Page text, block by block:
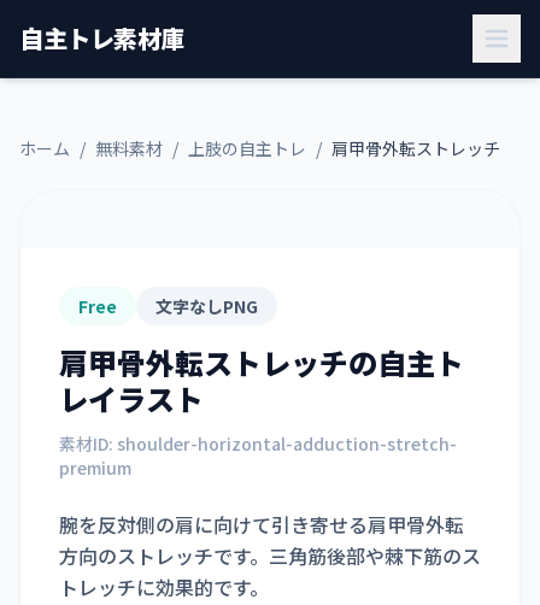
自主トレ素材庫
ホーム / 無料素材 / 上肢の自主トレ / 肩甲骨外転ストレッチ
Free 文字なしPNG
肩甲骨外転ストレッチの自主ト
レイラスト
素材ID: shoulder-horizontal-adduction-stretch-
premium
腕を反対側の肩に向けて引き寄せる肩甲骨外転
方向のストレッチです。三角筋後部や棘下筋のス
トレッチに効果的です。